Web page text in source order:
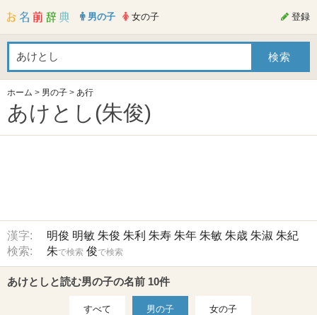
男の子 女の子 登録
ホーム > 男の子 > あ行
あけとし(朱俊)
漢字: 明俊 明敏 朱俊 朱利 朱寿 朱年 朱敏 朱歳 朱淑 朱紀
検索:
朱で検索 俊で検索
あけとしと読む男の子の名前 10件
すべて 男の子 女の子